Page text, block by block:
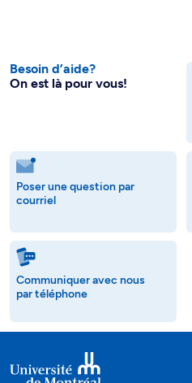
Besoin d’aide?
On est là pour vous!
Poser une question par
courriel
Communiquer avec nous
par téléphone